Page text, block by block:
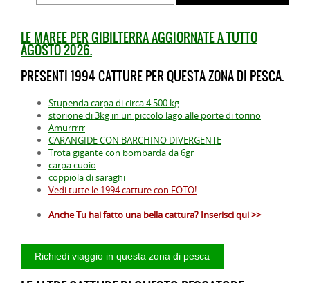
LE MAREE PER GIBILTERRA AGGIORNATE A TUTTO
AGOSTO 2026.
PRESENTI 1994 CATTURE PER QUESTA ZONA DI PESCA.
Stupenda carpa di circa 4.500 kg
storione di 3kg in un piccolo lago alle porte di torino
Amurrrrr
CARANGIDE CON BARCHINO DIVERGENTE
Trota gigante con bombarda da 6gr
carpa cuoio
coppiola di saraghi
Vedi tutte le 1994 catture con FOTO!
Anche Tu hai fatto una bella cattura? Inserisci qui >>